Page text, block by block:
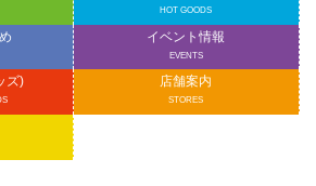
HOT GOODS
イベント情報
EVENTS
ズ) 店舗案内
STORES